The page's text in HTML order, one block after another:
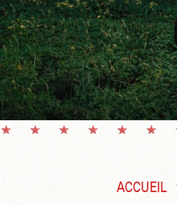
ACCUEIL